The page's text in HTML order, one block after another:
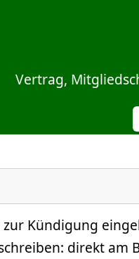
Vertrag,
zur Kündigung
direkt am